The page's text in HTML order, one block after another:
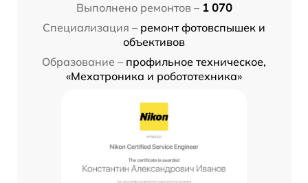
Выполнено ремонтов – 1 070
Специализация – ремонт фотовспышек и
объективов
Образование – профильное техническое,
«Мехатроника и робототехника»